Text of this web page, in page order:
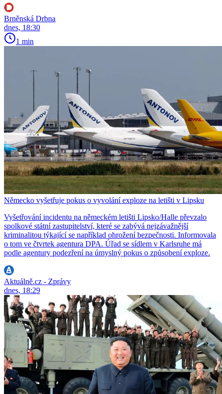
Brněnská Drbna
dnes, 18:30
1 min
Německo vyšetřuje pokus o vyvolání exploze na letišti v Lipsku
Vyšetřování incidentu na německém letišti Lipsko/Halle převzalo
spolkové státní zastupitelství, které se zabývá nejzávažnější
kriminalitou týkající se například ohrožení bezpečnosti. Informovala
o tom ve čtvrtek agentura DPA. Úřad se sídlem v Karlsruhe má
podle agentury podezření na úmyslný pokus o způsobení exploze.
Aktuálně.cz - Zprávy
dnes, 18:29